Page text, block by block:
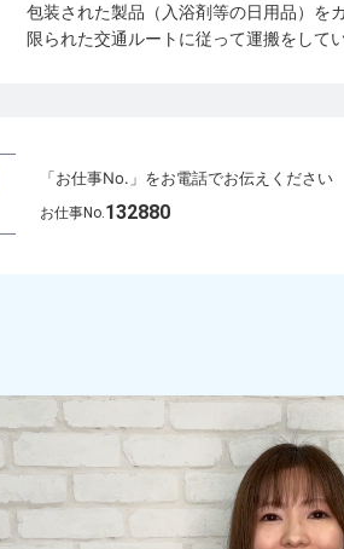
包装された製品（入浴剤等の日用品）を
限られた交通ルートに従って運搬をして
「お仕事No.」をお電話でお伝えください
お仕事No. 132880